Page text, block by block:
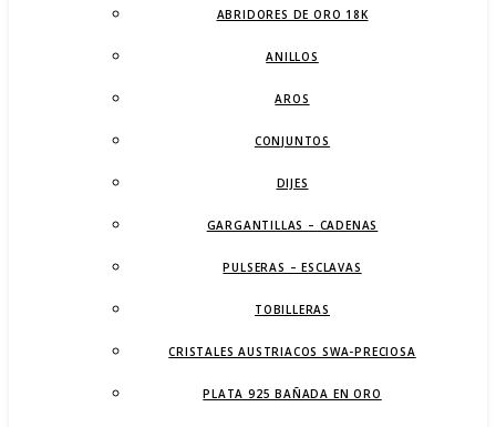
ABRIDORES DE ORO 18K
ANILLOS
AROS
CONJUNTOS
DIJES
GARGANTILLAS – CADENAS
PULSERAS – ESCLAVAS
TOBILLERAS
CRISTALES AUSTRIACOS SWA-PRECIOSA
PLATA 925 BAÑADA EN ORO